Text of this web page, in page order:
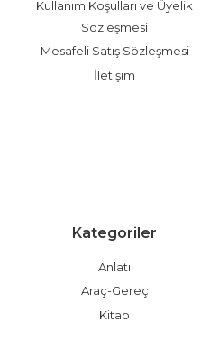
Kullanım Koşulları ve Üyelik
Sözleşmesi
Mesafeli Satış Sözleşmesi
İletişim
Kategoriler
Anlatı
Araç-Gereç
Kitap